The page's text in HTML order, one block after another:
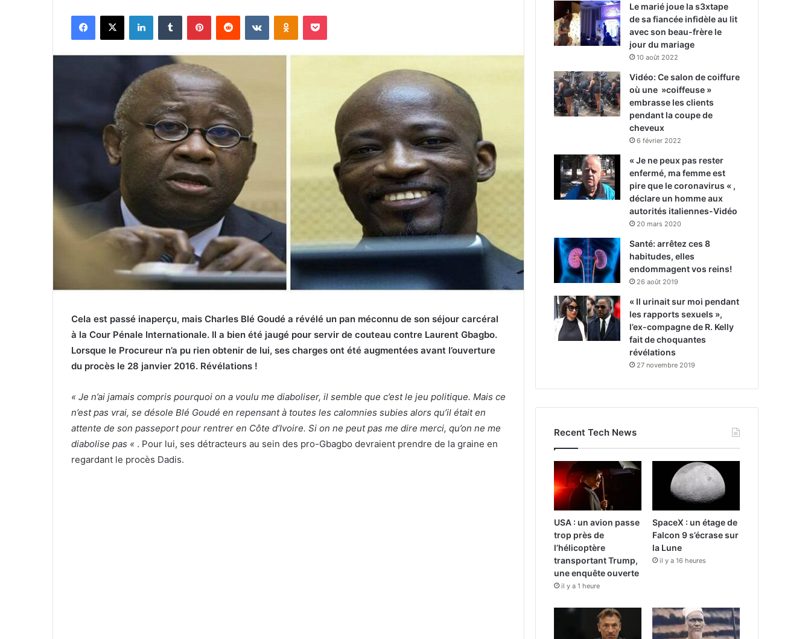
courriel
Facebook
X LinkedinTumblr PinterestReddit VKontakteOdnoklassniki
Pocket
Cela est passé inaperçu, mais Charles Blé Goudé a révélé un pan méconnu de son séjour carcéral
à la Cour Pénale Internationale. Il a bien été jaugé pour servir de couteau contre Laurent Gbagbo.
Lorsque le Procureur n’a pu rien obtenir de lui, ses charges ont été augmentées avant l’ouverture
du procès le 28 janvier 2016. Révélations !
« Je n’ai jamais compris pourquoi on a voulu me diaboliser, il semble que c’est le jeu politique. Mais ce
n’est pas vrai, se désole Blé Goudé en repensant à toutes les calomnies subies alors qu’il était en
attente de son passeport pour rentrer en Côte d’Ivoire. Si on ne peut pas me dire merci, qu’on ne me
diabolise pas « . Pour lui, ses détracteurs au sein des pro-Gbagbo devraient prendre de la graine en
regardant le procès Dadis.
Le marié joue la s3xtape
de sa fiancée infidèle au lit
avec son beau-frère le
jour du mariage
10 août 2022
Vidéo: Ce salon de coiffure
où une »coiffeuse »
embrasse les clients
pendant la coupe de
cheveux
6 février 2022
« Je ne peux pas rester
enfermé, ma femme est
pire que le coronavirus « ,
déclare un homme aux
autorités italiennes-Vidéo
20 mars 2020
Santé: arrêtez ces 8
habitudes, elles
endommagent vos reins!
26 août 2019
« Il urinait sur moi pendant
les rapports sexuels »,
l’ex-compagne de R. Kelly
fait de choquantes
révélations
27 novembre 2019
Recent Tech News
USA : un avion passe
trop près de
l’hélicoptère
transportant Trump,
une enquête ouverte
il y a 1 heure
SpaceX : un étage de
Falcon 9 s’écrase sur
la Lune
il y a 16 heures